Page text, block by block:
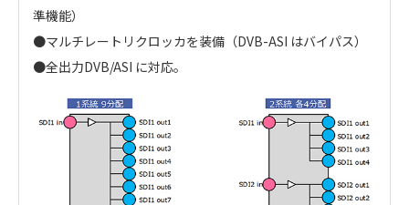
準機能）
●マルチレートリクロッカを装備（DVB-ASI はバイパス）
●全出力DVB/ASI に対応。